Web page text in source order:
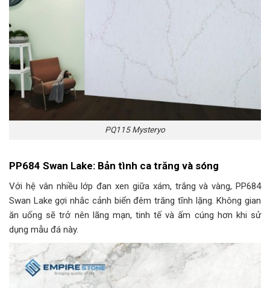
PQ115 Mysteryo
PP684 Swan Lake: Bản tình ca trăng và sóng
Với hệ vân nhiều lớp đan xen giữa xám, trắng và vàng, PP684
Swan Lake gợi nhắc cảnh biển đêm trăng tĩnh lặng. Không gian
ăn uống sẽ trở nên lãng mạn, tinh tế và ấm cúng hơn khi sử
dụng mẫu đá này.